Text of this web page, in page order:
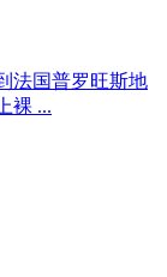
法国普罗旺斯地
裸 ...